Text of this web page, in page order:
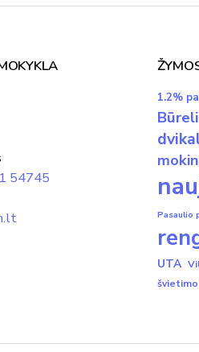
54745
1.2%
Pasaulio
UTA